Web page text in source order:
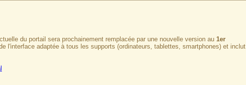
du portail sera prochainement remplacée par une nouvelle version au 1er
l'interface adaptée à tous les supports (ordinateurs, tablettes, smartphones) et inclut